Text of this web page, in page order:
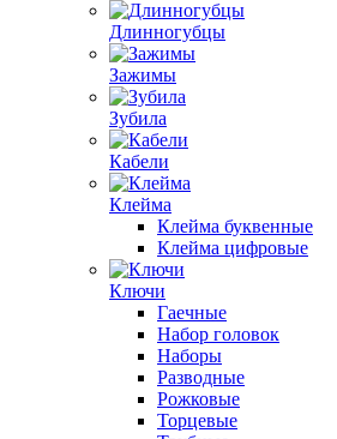
Длинногубцы
Зажимы
Зубила
Кабели
Клейма
Клейма буквенные
Клейма цифровые
Ключи
Гаечные
Набор головок
Наборы
Разводные
Рожковые
Торцевые